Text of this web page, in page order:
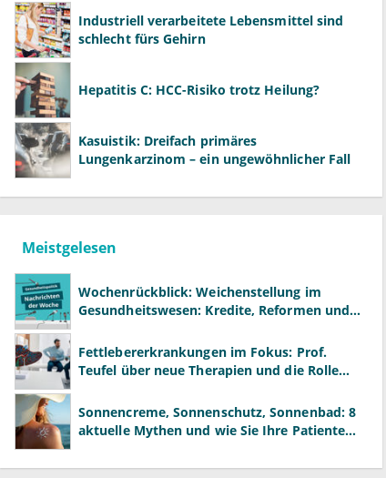
Industriell verarbeitete Lebensmittel sind
schlecht fürs Gehirn
Hepatitis C: HCC-Risiko trotz Heilung?
Kasuistik: Dreifach primäres
Lungenkarzinom – ein ungewöhnlicher Fall
Meistgelesen
Wochenrückblick: Weichenstellung im
Gesundheitswesen: Kredite, Reformen und
Fettlebererkrankungen im Fokus: Prof.
Teufel über neue Therapien und die Rolle
Sonnencreme, Sonnenschutz, Sonnenbad: 8
aktuelle Mythen und wie Sie Ihre Patienten